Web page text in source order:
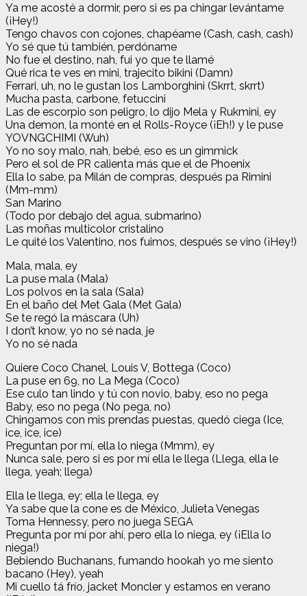
Ya me acosté a dormir, pero si es pa chingar levántame
(¡Hey!)
Tengo chavos con cojones, chapéame (Cash, cash, cash)
Yo sé quе tú también, perdóname
No fue еl destino, nah, fui yo que te llamé
Qué rica te ves en mini, trajecito bikini (Damn)
Ferrari, uh, no le gustan los Lamborghini (Skrrt, skrrt)
Mucha pasta, carbone, fetuccini
Las de escorpio son peligro, lo dijo Mela y Rukmini, ey
Una demon, la monté en el Rolls-Royce (¡Eh!) y le puse
YOVNGCHIMI (Wuh)
Yo no soy malo, nah, bebé, eso es un gimmick
Pero el sol de PR calienta más que el de Phoenix
Ella lo sabe, pa Milán de compras, después pa Rimini
(Mm-mm)
San Marino
(Todo por debajo del agua, submarino)
Las moñas multicolor cristalino
Le quité los Valentino, nos fuimos, después se vino (¡Hey!)
Mala, mala, ey
La puse mala (Mala)
Los polvos en la sala (Sala)
En el baño del Met Gala (Met Gala)
Se te regó la máscara (Uh)
I don’t know, yo no sé nada, je
Yo no sé nada
Quiere Coco Chanel, Louis V, Bottega (Coco)
La puse en 69, no La Mega (Coco)
Ese culo tan lindo y tú con novio, baby, eso no pega
Baby, eso no pega (No pega, no)
Chingamos con mis prendas puestas, quedó ciega (Ice,
ice, ice, ice)
Preguntan por mí, ella lo niega (Mmm), ey
Nunca sale, pero si es por mí ella le llega (Llega, ella le
llega, yeah; llega)
Ella le llega, ey; ella le llega, ey
Ya sabe que la cone es de México, Julieta Venegas
Toma Hennessy, pero no juega SEGA
Pregunta por mí por ahí, pero ella lo niega, ey (¡Ella lo
niega!)
Bebiendo Buchanans, fumando hookah yo me siento
bacano (Hey), yeah
Mi cuello tá frío, jacket Moncler y estamos en verano